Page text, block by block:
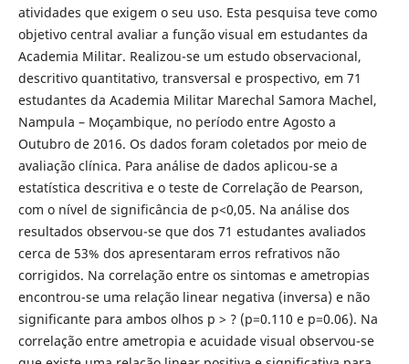
atividades que exigem o seu uso. Esta pesquisa teve como
objetivo central avaliar a função visual em estudantes da
Academia Militar. Realizou-se um estudo observacional,
descritivo quantitativo, transversal e prospectivo, em 71
estudantes da Academia Militar Marechal Samora Machel,
Nampula – Moçambique, no período entre Agosto a
Outubro de 2016. Os dados foram coletados por meio de
avaliação clínica. Para análise de dados aplicou-se a
estatística descritiva e o teste de Correlação de Pearson,
com o nível de significância de p<0,05. Na análise dos
resultados observou-se que dos 71 estudantes avaliados
cerca de 53% dos apresentaram erros refrativos não
corrigidos. Na correlação entre os sintomas e ametropias
encontrou-se uma relação linear negativa (inversa) e não
significante para ambos olhos p > ? (p=0.110 e p=0.06). Na
correlação entre ametropia e acuidade visual observou-se